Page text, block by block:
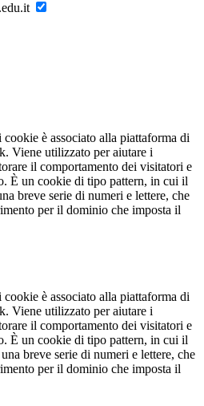
cookie è associato alla piattaforma di
Viene utilizzato per aiutare i
il comportamento dei visitatori e
È un cookie di tipo pattern, in cui il
breve serie di numeri e lettere, che
per il dominio che imposta il
cookie è associato alla piattaforma di
Viene utilizzato per aiutare i
il comportamento dei visitatori e
È un cookie di tipo pattern, in cui il
breve serie di numeri e lettere, che
per il dominio che imposta il